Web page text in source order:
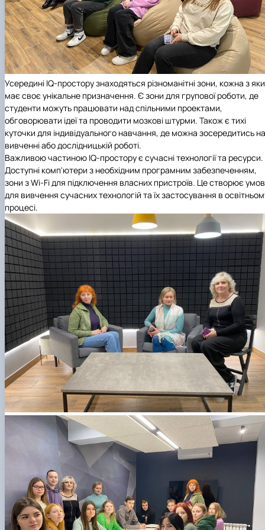
Усередині IQ-простору знаходяться різноманітні зони, кожна з
має своє унікальне призначення. Є зони для групової роботи, де
студенти можуть працювати над спільними проектами,
обговорювати ідеї та проводити мозкові штурми. Також є тихі
куточки для індивідуального навчання, де можна зосередитись на
вивченні або дослідницькій роботі.
Важливою частиною IQ-простору є сучасні технології та ресурси.
Доступні комп'ютери з необхідним програмним забезпеченням,
зони з Wi-Fi для підключення власних пристроїв. Це створює
для вивчення сучасних технологій та їх застосування в
процесі.